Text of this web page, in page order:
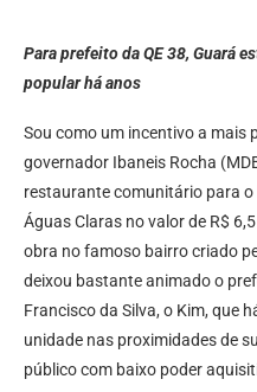
Para prefeito da QE 38, Guará
popular há anos
Sou como um incentivo a mais
governador Ibaneis Rocha
restaurante comunitário para o
Águas Claras no valor de R$
obra no famoso bairro criado
deixou bastante animado o
Francisco da Silva, o Kim, que
unidade nas proximidades de
público com baixo poder